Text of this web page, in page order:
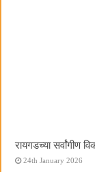
रायगडच्या सर्वांगीण
24th January 2026